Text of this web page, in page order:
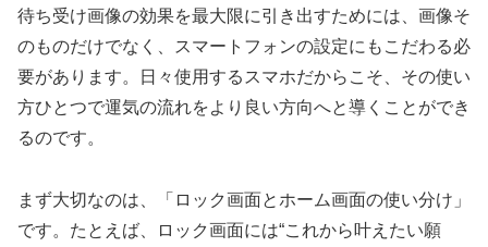
待ち受け画像の効果を最大限に引き出すためには、画像そ
のものだけでなく、スマートフォンの設定にもこだわる必
要があります。日々使用するスマホだからこそ、その使い
方ひとつで運気の流れをより良い方向へと導くことができ
るのです。
まず大切なのは、「ロック画面とホーム画面の使い分け」
です。たとえば、ロック画面には“これから叶えたい願